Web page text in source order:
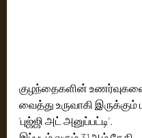
குழந்தைகளின்
வைத்து உருவாகி இருக்கும்
'புஜ்ஜி அட் அனுப்பட்டி'.